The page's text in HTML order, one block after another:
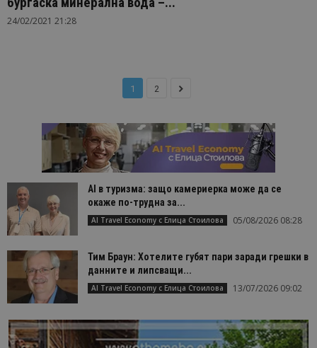
24/02/2021 21:28
1 2
AI в туризма: защо камериерка може да се
окаже по-трудна за...
AI Travel Economy с Елица Стоилова 05/08/2026 08:28
Тим Браун: Хотелите губят пари заради грешки в
данните и липсващи...
AI Travel Economy с Елица Стоилова 13/07/2026 09:02